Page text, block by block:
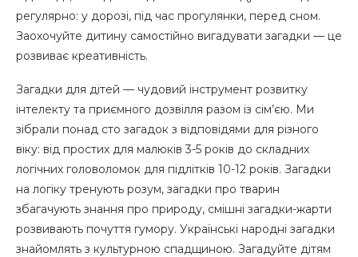
регулярно: у дорозі, під час прогулянки, перед сном.
Заохочуйте дитину самостійно вигадувати загадки — це
розвиває креативність.
Загадки для дітей — чудовий інструмент розвитку
інтелекту та приємного дозвілля разом із сім’єю. Ми
зібрали понад сто загадок з відповідями для різного
віку: від простих для малюків 3-5 років до складних
логічних головоломок для підлітків 10-12 років. Загадки
на логіку тренують розум, загадки про тварин
збагачують знання про природу, смішні загадки-жарти
розвивають почуття гумору. Українські народні загадки
знайомлять з культурною спадщиною. Загадуйте дітям